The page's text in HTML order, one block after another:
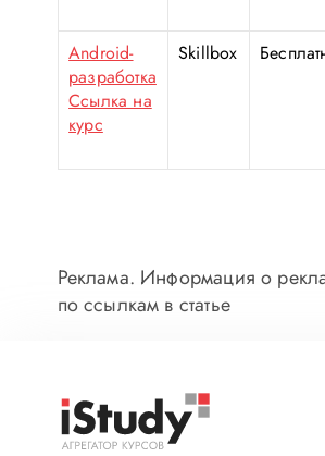
Android-
разработка
Ссылка на
курс
Skillbox
Реклама. Информация о
по ссылкам в статье